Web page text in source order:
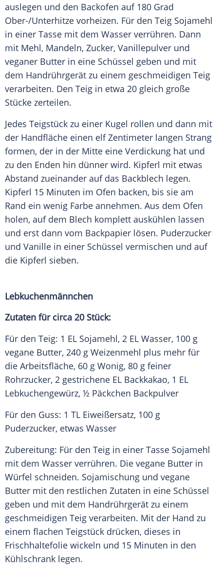
auslegen und den Backofen auf 180 Grad
Ober-/Unterhitze vorheizen. Für den Teig Sojamehl
in einer Tasse mit dem Wasser verrühren. Dann
mit Mehl, Mandeln, Zucker, Vanillepulver und
veganer Butter in eine Schüssel geben und mit
dem Handrührgerät zu einem geschmeidigen Teig
verarbeiten. Den Teig in etwa 20 gleich große
Stücke zerteilen.
Jedes Teigstück zu einer Kugel rollen und dann mit
der Handfläche einen elf Zentimeter langen Strang
formen, der in der Mitte eine Verdickung hat und
zu den Enden hin dünner wird. Kipferl mit etwas
Abstand zueinander auf das Backblech legen.
Kipferl 15 Minuten im Ofen backen, bis sie am
Rand ein wenig Farbe annehmen. Aus dem Ofen
holen, auf dem Blech komplett auskühlen lassen
und erst dann vom Backpapier lösen. Puderzucker
und Vanille in einer Schüssel vermischen und auf
die Kipferl sieben.
Lebkuchenmännchen
Zutaten für circa 20 Stück:
Für den Teig: 1 EL Sojamehl, 2 EL Wasser, 100 g
vegane Butter, 240 g Weizenmehl plus mehr für
die Arbeitsfläche, 60 g Wonig, 80 g feiner
Rohrzucker, 2 gestrichene EL Backkakao, 1 EL
Lebkuchengewürz, ½ Päckchen Backpulver
Für den Guss: 1 TL Eiweißersatz, 100 g
Puderzucker, etwas Wasser
Zubereitung: Für den Teig in einer Tasse Sojamehl
mit dem Wasser verrühren. Die vegane Butter in
Würfel schneiden. Sojamischung und vegane
Butter mit den restlichen Zutaten in eine Schüssel
geben und mit dem Handrührgerät zu einem
geschmeidigen Teig verarbeiten. Mit der Hand zu
einem flachen Teigstück drücken, dieses in
Frischhaltefolie wickeln und 15 Minuten in den
Kühlschrank legen.